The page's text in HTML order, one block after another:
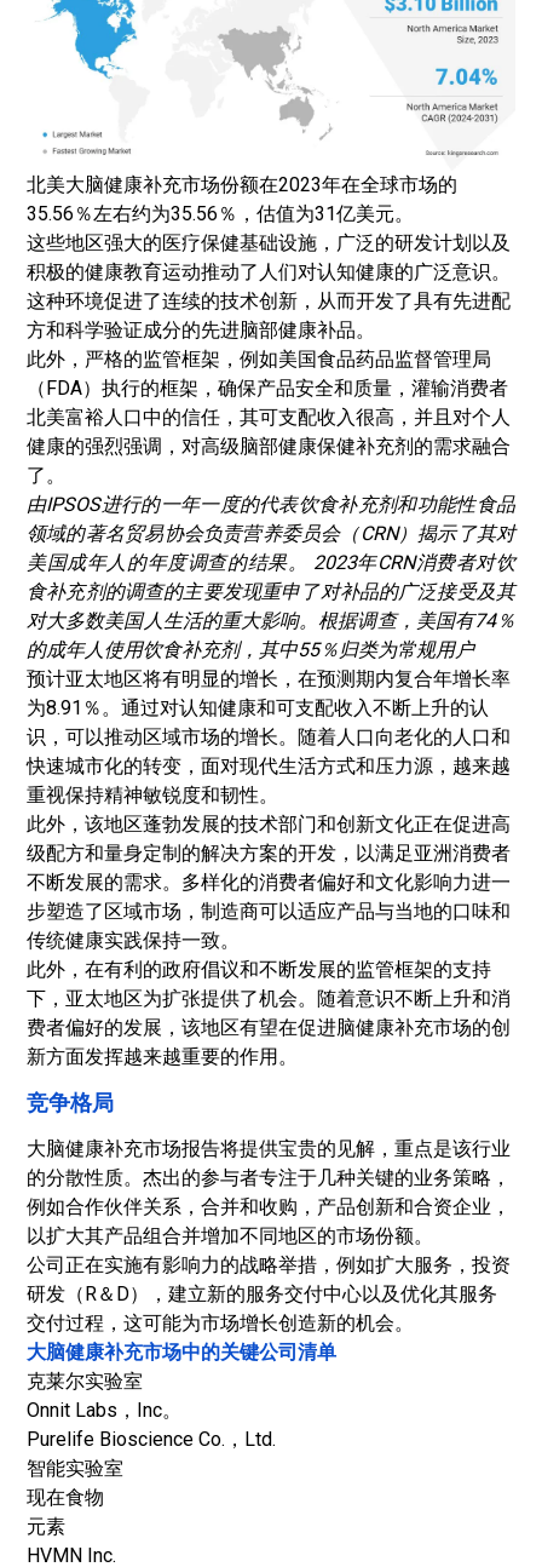
北美大脑健康补充市场份额在2023年在全球市场的
35.56％左右约为35.56％，估值为31亿美元。
这些地区强大的医疗保健基础设施，广泛的研发计划以及
积极的健康教育运动推动了人们对认知健康的广泛意识。
这种环境促进了连续的技术创新，从而开发了具有先进配
方和科学验证成分的先进脑部健康补品。
此外，严格的监管框架，例如美国食品药品监督管理局
（FDA）执行的框架，确保产品安全和质量，灌输消费者
北美富裕人口中的信任，其可支配收入很高，并且对个人
健康的强烈强调，对高级脑部健康保健补充剂的需求融合
了。
由IPSOS进行的一年一度的代表饮食补充剂和功能性食品
领域的著名贸易协会负责营养委员会（CRN）揭示了其对
美国成年人的年度调查的结果。 2023年CRN消费者对饮
食补充剂的调查的主要发现重申了对补品的广泛接受及其
对大多数美国人生活的重大影响。根据调查，美国有74％
的成年人使用饮食补充剂，其中55％归类为常规用户
预计亚太地区将有明显的增长，在预测期内复合年增长率
为8.91％。通过对认知健康和可支配收入不断上升的认
识，可以推动区域市场的增长。随着人口向老化的人口和
快速城市化的转变，面对现代生活方式和压力源，越来越
重视保持精神敏锐度和韧性。
此外，该地区蓬勃发展的技术部门和创新文化正在促进高
级配方和量身定制的解决方案的开发，以满足亚洲消费者
不断发展的需求。多样化的消费者偏好和文化影响力进一
步塑造了区域市场，制造商可以适应产品与当地的口味和
传统健康实践保持一致。
此外，在有利的政府倡议和不断发展的监管框架的支持
下，亚太地区为扩张提供了机会。随着意识不断上升和消
费者偏好的发展，该地区有望在促进脑健康补充市场的创
新方面发挥越来越重要的作用。
竞争格局
大脑健康补充市场报告将提供宝贵的见解，重点是该行业
的分散性质。杰出的参与者专注于几种关键的业务策略，
例如合作伙伴关系，合并和收购，产品创新和合资企业，
以扩大其产品组合并增加不同地区的市场份额。
公司正在实施有影响力的战略举措，例如扩大服务，投资
研发（R＆D），建立新的服务交付中心以及优化其服务
交付过程，这可能为市场增长创造新的机会。
大脑健康补充市场中的关键公司清单
克莱尔实验室
Onnit Labs，Inc。
Purelife Bioscience Co.，Ltd.
智能实验室
现在食物
元素
HVMN Inc.